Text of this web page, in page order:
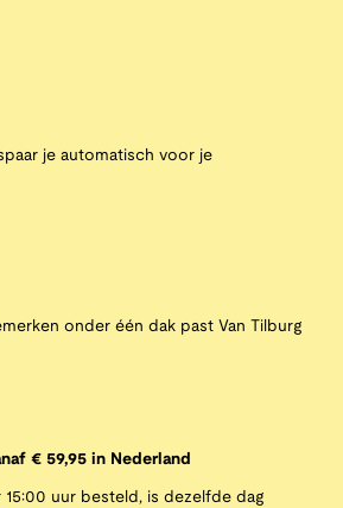
je automatisch voor je
onder één dak past Van Tilburg
€ 59,95 in Nederland
uur besteld, is dezelfde dag